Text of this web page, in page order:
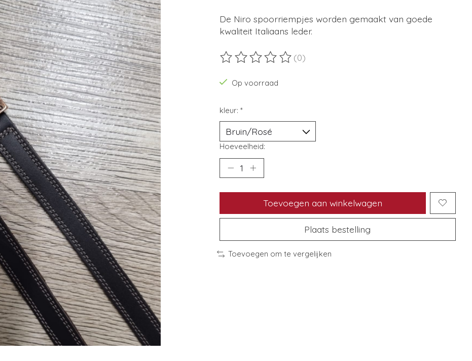
De Niro spoorriempjes worden gemaakt van goede
kwaliteit Italiaans leder.
De beoordeling van dit product is
(0)
Op voorraad
kleur: *
Hoeveelheid:
Toevoegen aan winkelwagen
Plaats bestelling
Toevoegen om te vergelijken